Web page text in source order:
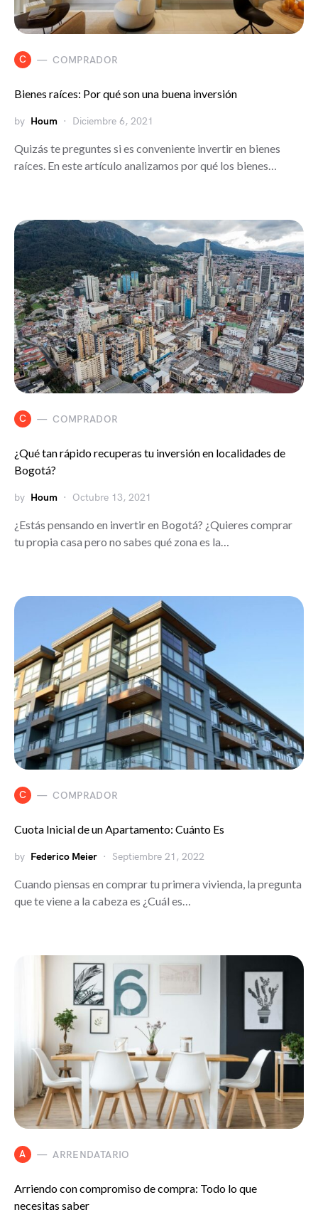
C COMPRADOR
Bienes raíces: Por qué son una buena inversión
by Houm Diciembre 6, 2021
Quizás te preguntes si es conveniente invertir en bienes
raíces. En este artículo analizamos por qué los bienes…
C COMPRADOR
¿Qué tan rápido recuperas tu inversión en localidades de
Bogotá?
by Houm Octubre 13, 2021
¿Estás pensando en invertir en Bogotá? ¿Quieres comprar
tu propia casa pero no sabes qué zona es la…
C COMPRADOR
Cuota Inicial de un Apartamento: Cuánto Es
by Federico Meier Septiembre 21, 2022
Cuando piensas en comprar tu primera vivienda, la pregunta
que te viene a la cabeza es ¿Cuál es…
A ARRENDATARIO
Arriendo con compromiso de compra: Todo lo que
necesitas saber